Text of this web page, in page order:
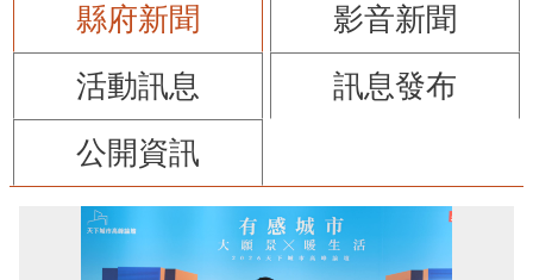
縣府新聞
影音新聞
活動訊息
訊息發布
公開資訊